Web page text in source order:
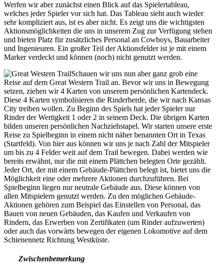
Werfen wir aber zunächst einen Blick auf das Spielertableau,
welches jeder Spieler vor sich hat. Das Tableau sieht auch wieder
sehr kompliziert aus, ist es aber nicht. Es zeigt uns die wichtigsten
Aktionsmöglichkeiten die uns in unserem Zug zur Verfügung stehen
und bieten Platz für zusätzliches Personal an Cowboys, Bauarbeiter
und Ingenieuren. Ein großer Teil der Aktionsfelder ist je mit einem
Marker verdeckt und können (noch) nicht genutzt werden.
Schauen wir uns nun aber ganz grob eine
Reise auf dem Great Western Trail an. Bevor wir uns in Bewegung
setzen, ziehen wir 4 Karten von unserem persönlichen Kartendeck.
Diese 4 Karten symbolisieren die Rinderherde, die wir nach Kansas
City treiben wollen. Zu Beginn des Spiels hat jeder Spieler nur
Rinder der Wertigkeit 1 oder 2 in seinem Deck. Die übrigen Karten
bilden unseren persönlichen Nachziehstapel. Wir starten unsere erste
Reise zu Spielbeginn in einem nicht näher benannten Ort in Texas
(Startfeld). Von hier aus können wir uns je nach Zahl der Mitspieler
um bis zu 4 Felder weit auf dem Trail bewegen. Dabei werden wie
bereits erwähnt, nur die mit einem Plättchen belegten Orte gezählt.
Jeder Ort, der mit einem Gebäude-Plättchen belegt ist, bietet uns die
Möglichkeit eine oder mehrere Aktionen durchzuführen. Bei
Spielbeginn liegen nur neutrale Gebäude aus. Diese können von
allen Mitspielern genutzt werden. Zu den möglichen Gebäude-
Aktionen gehören zum Beispiel das Einstellen von Personal, das
Bauen von neuen Gebäuden, das Kaufen und Verkaufen von
Rindern, das Erwerben von Zertifikaten (um Rinder aufzuwerten)
oder auch das vorwärts bewegen der eigenen Lokomotive auf dem
Schienennetz Richtung Westküste.
Zwischenbemerkung